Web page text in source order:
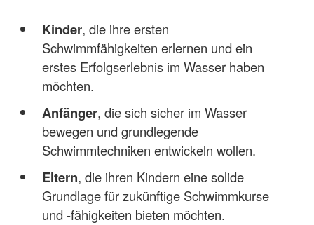
Kinder, die ihre ersten
Schwimmfähigkeiten erlernen und ein
erstes Erfolgserlebnis im Wasser haben
möchten.
Anfänger, die sich sicher im Wasser
bewegen und grundlegende
Schwimmtechniken entwickeln wollen.
Eltern, die ihren Kindern eine solide
Grundlage für zukünftige Schwimmkurse
und -fähigkeiten bieten möchten.